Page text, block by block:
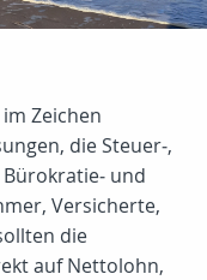
Zeichen
die Steuer‑,
und
Versicherte,
die
auf Nettolohn,